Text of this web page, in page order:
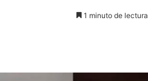
1 minuto de lectura